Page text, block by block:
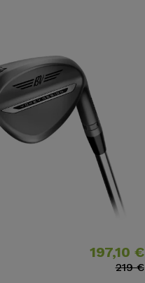
197,10 €
Prix ​​habituel
219 €